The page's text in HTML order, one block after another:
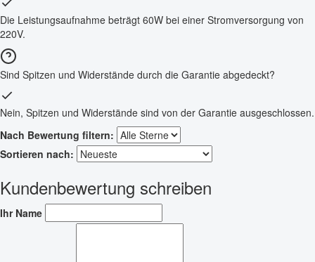
Die Leistungsaufnahme beträgt 60W bei einer Stromversorgung von
220V.
Sind Spitzen und Widerstände durch die Garantie abgedeckt?
Nein, Spitzen und Widerstände sind von der Garantie ausgeschlossen.
Nach Bewertung filtern:
Sortieren nach:
Kundenbewertung schreiben
Ihr Name